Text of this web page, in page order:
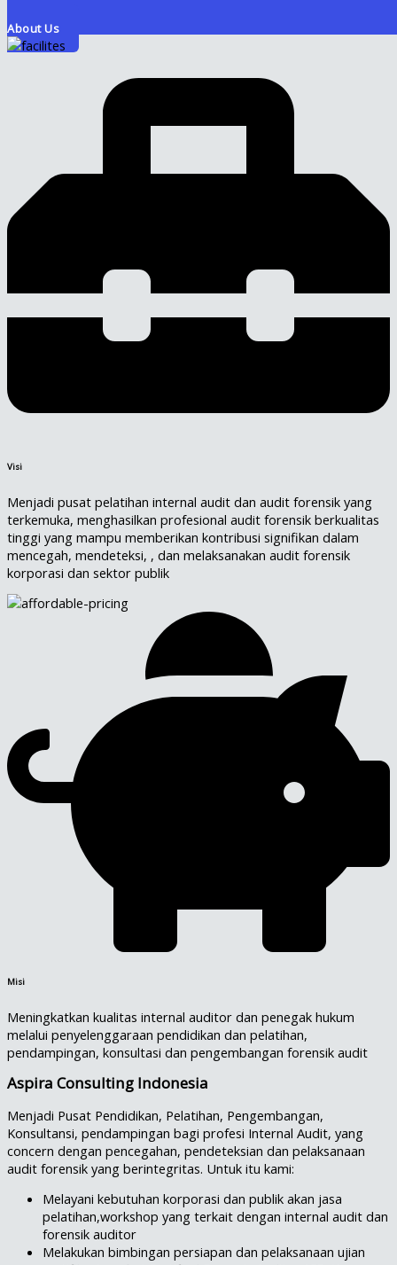
About Us
Visi
Menjadi pusat pelatihan internal audit dan audit forensik yang
terkemuka, menghasilkan profesional audit forensik berkualitas
tinggi yang mampu memberikan kontribusi signifikan dalam
mencegah, mendeteksi, , dan melaksanakan audit forensik
korporasi dan sektor publik
Misi
Meningkatkan kualitas internal auditor dan penegak hukum
melalui penyelenggaraan pendidikan dan pelatihan,
pendampingan, konsultasi dan pengembangan forensik audit
Aspira Consulting Indonesia
Menjadi Pusat Pendidikan, Pelatihan, Pengembangan,
Konsultansi, pendampingan bagi profesi Internal Audit, yang
concern dengan pencegahan, pendeteksian dan pelaksanaan
audit forensik yang berintegritas. Untuk itu kami:
Melayani kebutuhan korporasi dan publik akan jasa
pelatihan,workshop yang terkait dengan internal audit dan
forensik auditor
Melakukan bimbingan persiapan dan pelaksanaan ujian